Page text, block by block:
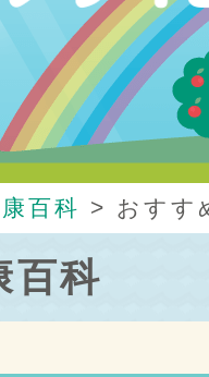
百科 > おすす
百科